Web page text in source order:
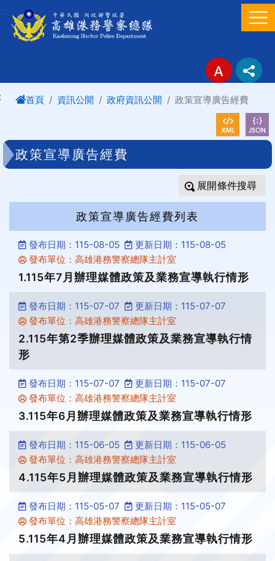
進入內容區塊
:::
首頁 資訊公開 政府資訊公開 政策宣導廣告經費
政策宣導廣告經費
條件搜尋
政策宣導廣告經費列表
發布日期：115-08-05
更新日期：115-08-05
發布單位：高雄港務警察總隊主計室
1.115年7月辦理媒體政策及業務宣導執行情形
發布日期：115-07-07
更新日期：115-07-07
發布單位：高雄港務警察總隊主計室
2.115年第2季辦理媒體政策及業務宣導執行情
形
發布日期：115-07-07
更新日期：115-07-07
發布單位：高雄港務警察總隊主計室
3.115年6月辦理媒體政策及業務宣導執行情形
發布日期：115-06-05
更新日期：115-06-05
發布單位：高雄港務警察總隊主計室
4.115年5月辦理媒體政策及業務宣導執行情形
發布日期：115-05-07
更新日期：115-05-07
發布單位：高雄港務警察總隊主計室
5.115年4月辦理媒體政策及業務宣導執行情形